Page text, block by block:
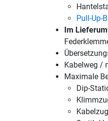
Pull-Up-
Im
Kabelweg /
Maximale
Dip-